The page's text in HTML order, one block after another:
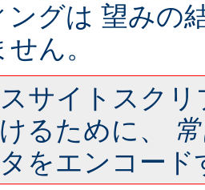
ングは 望みの
ん。
サイトスク
るために、
をエンコード